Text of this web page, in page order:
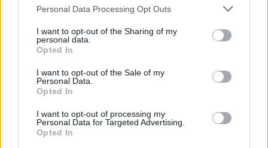
Personal Data Processing Opt Outs
I want to opt-out of the Sharing of my
personal data.
Opted In
I want to opt-out of the Sale of my
Personal Data.
Opted In
I want to opt-out of processing my
Personal Data for Targeted Advertising.
Opted In